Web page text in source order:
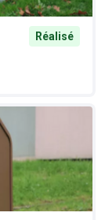
Réalisé